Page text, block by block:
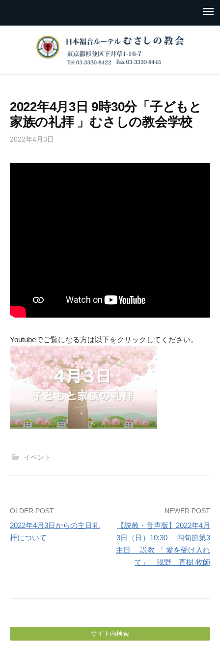
2022年4月3日 9時30分「子どもと
家族の礼拝 」むさしの教会学校
2022年4月3日
Youtubeでご覧になる方は以下をクリックしてください。
イベント
Post
navigation
OLDER POST
2022年4月3日からの主日礼
拝について
NEWER POST
【説教・音声版】2022年4月
3日（日）10:30 四旬節第3
主日 説教 「 愛を受け入れ
て」 浅野 直樹 牧師
サイト内検索